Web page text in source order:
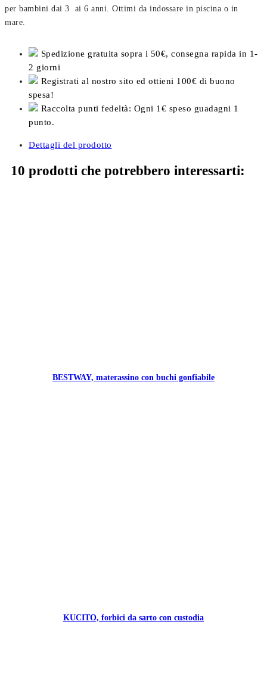
per bambini dai 3 ai 6 anni. Ottimi da indossare in piscina o in
mare.
Spedizione gratuita sopra i 50€, consegna rapida in 1-
2 giorni
Registrati al nostro sito ed ottieni 100€ di buono
spesa!
Raccolta punti fedeltà: Ogni 1€ speso guadagni 1
punto.
Dettagli del prodotto
10 prodotti che potrebbero interessarti:
BESTWAY, materassino con buchi gonfiabile
KUCITO, forbici da sarto con custodia